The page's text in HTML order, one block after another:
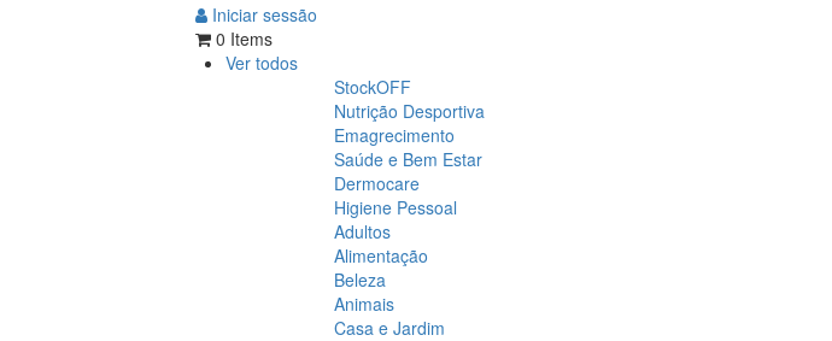
Iniciar sessão
0 Items
Ver todos
StockOFF
Nutrição Desportiva
Emagrecimento
Saúde e Bem Estar
Dermocare
Higiene Pessoal
Adultos
Alimentação
Beleza
Animais
Casa e Jardim